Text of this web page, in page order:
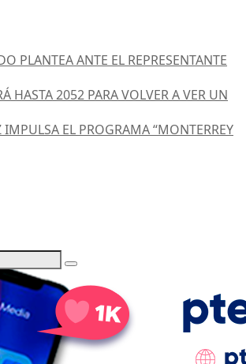
PLANTEA ANTE EL REPRESENTANTE
HASTA 2052 PARA VOLVER A VER UN
EL PROGRAMA “MONTERREY